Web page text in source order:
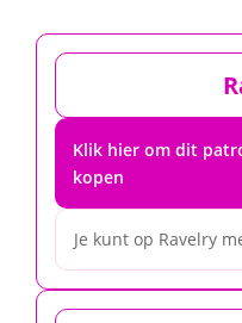
Klik hier om dit
kopen
Je kunt op Ravelry